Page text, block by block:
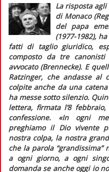
La risposta
di Monaco (
del papa
(1977-1982),
fattidi taglio giuridico,
composto da tre
avvocato (Brennecke). E
Ratzinger, che andasse
colpite anche da una
ha messe sotto silenzio.
lettera, firmata l’8
confessione. «In ogni
preghiamo il Dio vivente
nostra colpa, la nostra
che la parola
a ogni giorno, a ogni
domanda se anche oggi io